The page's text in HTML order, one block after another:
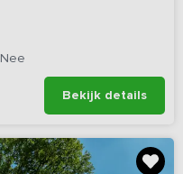
Nee
Bekijk details